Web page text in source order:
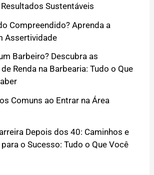
Sustentáveis
Compreendido? Aprenda a
Assertividade
Barbeiro? Descubra as
Renda na Barbearia: Tudo o Que
Comuns ao Entrar na Área
Depois dos 40: Caminhos e
o Sucesso: Tudo o Que Você